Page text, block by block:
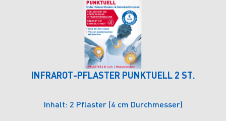
INFRAROT-PFLASTER PUNKTUELL 2 ST.
Inhalt: 2 Pflaster (4 cm Durchmesser)